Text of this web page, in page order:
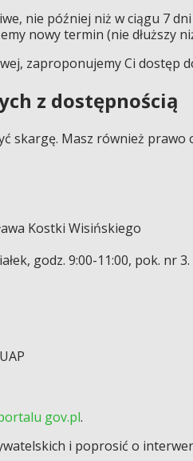
nie później niż w ciągu 7
nowy termin (nie dłuższy
zaproponujemy Ci dostęp
z dostępnością
skargę. Masz również
Kostki Wisińskiego
godz. 9:00-11:00, pok. nr 3.
gov.pl.
i poprosić o